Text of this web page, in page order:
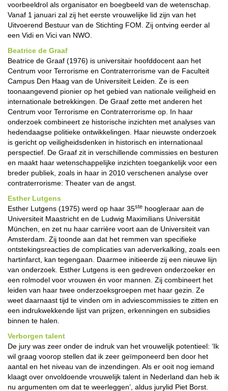
voorbeeldrol als organisator en boegbeeld van de wetenschap.
Vanaf 1 januari zal zij het eerste vrouwelijke lid zijn van het
Uitvoerend Bestuur van de Stichting FOM. Zij ontving eerder al
een Vidi en Vici van NWO.
Beatrice de Graaf
Beatrice de Graaf (1976) is universitair hoofddocent aan het
Centrum voor Terrorisme en Contraterrorisme van de Faculteit
Campus Den Haag van de Universiteit Leiden. Ze is een
toonaangevend pionier op het gebied van nationale veiligheid en
internationale betrekkingen. De Graaf zette met anderen het
Centrum voor Terrorisme en Contraterrorisme op. In haar
onderzoek combineert ze historische inzichten met analyses van
hedendaagse politieke ontwikkelingen. Haar nieuwste onderzoek
is gericht op veiligheidsdenken in historisch en internationaal
perspectief. De Graaf zit in verschillende commissies en besturen
en maakt haar wetenschappelijke inzichten toegankelijk voor een
breder publiek, zoals in haar in 2010 verschenen analyse over
contraterrorisme: Theater van de angst.
Esther Lutgens
Esther Lutgens (1975) werd op haar 35ste hoogleraar aan de
Universiteit Maastricht en de Ludwig Maximilians Universität
München, en zet nu haar carrière voort aan de Universiteit van
Amsterdam. Zij toonde aan dat het remmen van specifieke
ontstekingsreacties de complicaties van aderverkalking, zoals een
hartinfarct, kan tegengaan. Daarmee initieerde zij een nieuwe lijn
van onderzoek. Esther Lutgens is een gedreven onderzoeker en
een rolmodel voor vrouwen én voor mannen. Zij combineert het
leiden van haar twee onderzoeksgroepen met haar gezin. Ze
weet daarnaast tijd te vinden om in adviescommissies te zitten en
een indrukwekkende lijst van prijzen, erkenningen en subsidies
binnen te halen.
Verborgen talent
De jury was zeer onder de indruk van het vrouwelijk potentieel: ‘Ik
wil graag voorop stellen dat ik zeer geïmponeerd ben door het
aantal en het niveau van de inzendingen. Als er ooit nog iemand
klaagt over onvoldoende vrouwelijk talent in Nederland dan heb ik
nu argumenten om dat te weerleggen’, aldus jurylid Piet Borst.